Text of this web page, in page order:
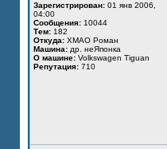
Зарегистрирован: 01 янв 2006,
04:00
Сообщения: 10044
Тем: 182
Откуда: ХМАО Роман
Машина: др. неЯпонка
О машине: Volkswagen Tiguan
Репутация: 710